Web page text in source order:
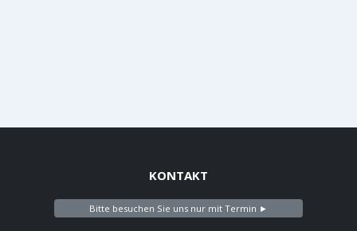
KONTAKT
Bitte besuchen Sie uns nur mit Termin ►